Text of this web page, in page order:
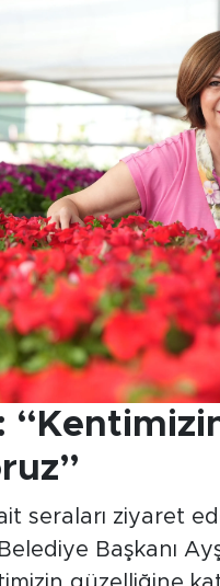
seraları ziyaret
Başkanı